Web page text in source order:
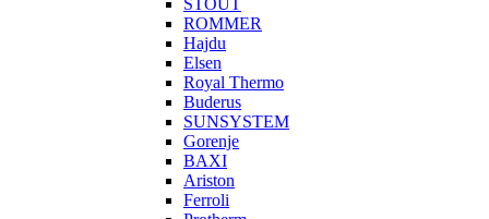
STOUT
ROMMER
Hajdu
Elsen
Royal Thermo
Buderus
SUNSYSTEM
Gorenje
BAXI
Ariston
Ferroli